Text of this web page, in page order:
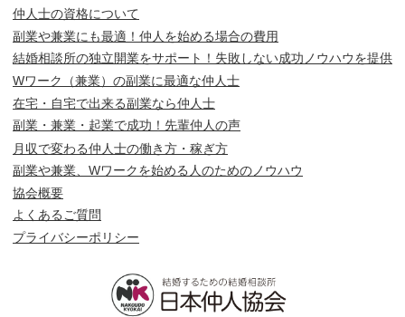
仲人士の資格について
副業や兼業にも最適！仲人を始める場合の費用
結婚相談所の独立開業をサポート！失敗しない成功ノウハウを提供
Wワーク（兼業）の副業に最適な仲人士
在宅・自宅で出来る副業なら仲人士
副業・兼業・起業で成功！先輩仲人の声
月収で変わる仲人士の働き方・稼ぎ方
副業や兼業、Wワークを始める人のためのノウハウ
協会概要
よくあるご質問
プライバシーポリシー